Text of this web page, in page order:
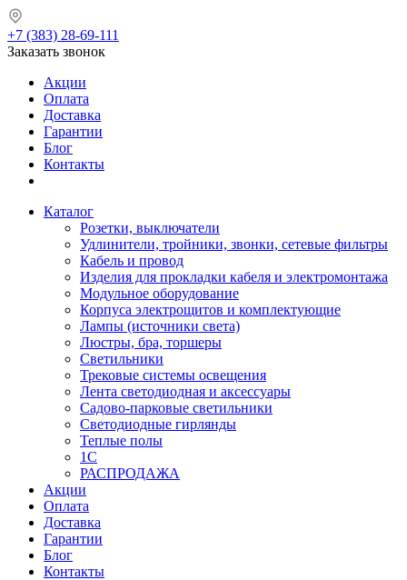
+7 (383) 28-69-111
Заказать звонок
Акции
Оплата
Доставка
Гарантии
Блог
Контакты
Каталог
Розетки, выключатели
Удлинители, тройники, звонки, сетевые фильтры
Кабель и провод
Изделия для прокладки кабеля и электромонтажа
Модульное оборудование
Корпуса электрощитов и комплектующие
Лампы (источники света)
Люстры, бра, торшеры
Светильники
Трековые системы освещения
Лента светодиодная и аксессуары
Садово-парковые светильники
Светодиодные гирлянды
Теплые полы
1С
РАСПРОДАЖА
Акции
Оплата
Доставка
Гарантии
Блог
Контакты